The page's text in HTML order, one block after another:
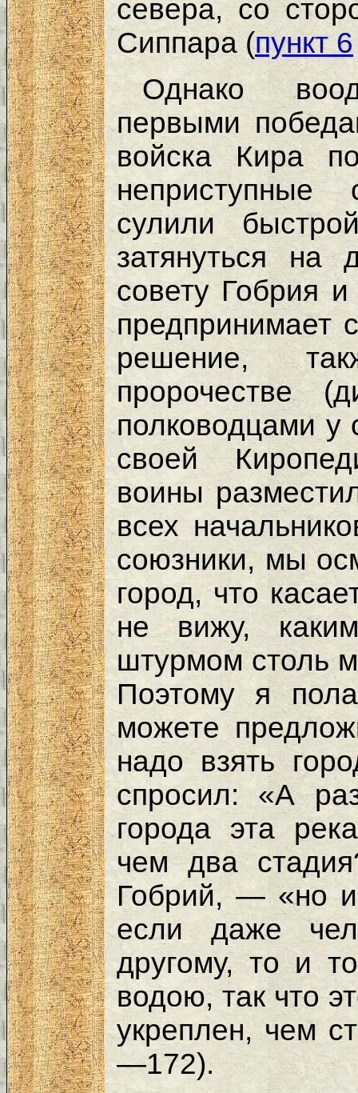
севера, со
Сиппара (пункт 6
Однако
первыми
войска Кира
сулили
затянуться на
совету Гобрия
предпринимает
решение,
пророчестве
полководцами у
своей
воины
всех
союзники, мы
город, что
не вижу,
штурмом столь
Поэтому я
можете
надо взять
спросил: «А
города эта
чем два
Гобрий, — «но и
если даже
другому, то и
водою, так что
укреплен, чем
—172).